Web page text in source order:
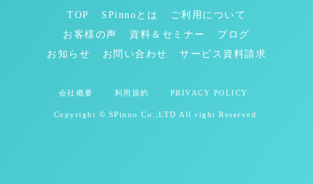
TOP SPinnoとは
ご利用について
お客様の声
資料＆セミナー
ブログ
お知らせ
お問い合わせ サービス資料請求
会社概要 利用規約 PRIVACY POLICY
Copyright © SPinno Co.,LTD All right Reserved.